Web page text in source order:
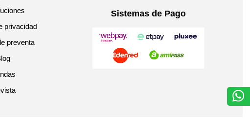
privacidad
preventa
Sistemas de Pago